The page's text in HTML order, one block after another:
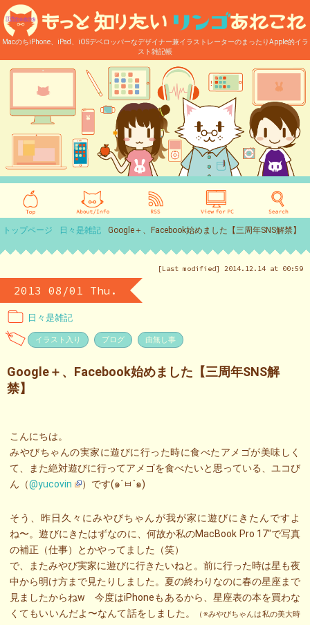
MacのちiPhone、iPad、iOSデベロッパーなデザイナー兼イラストレーターのまったりApple的イラ
スト雑記帳
トップページ 日々是雑記 Google＋、Facebook始めました【三周年SNS解禁】
[Last modified] 2014.12.14 at 00:59
2013 08/01 Thu.
日々是雑記
イラスト入り ブログ 由無し事
Google＋、Facebook始めました【三周年SNS解
禁】
こんにちは。
みやびちゃんの実家に遊びに行った時に食べたアメゴが美味しく
て、また絶対遊びに行ってアメゴを食べたいと思っている、ユコび
ん（@yucovin ）です(๑´ㅂ`๑)
そう、昨日久々にみやびちゃんが我が家に遊びにきたんですよ
ね〜。遊びにきたはずなのに、何故か私のMacBook Pro 17″で写真
の補正（仕事）とかやってました（笑）
で、またみやび実家に遊びに行きたいねと。前に行った時は星も夜
中から明け方まで見たりしました。夏の終わりなのに春の星座まで
見ましたからねw 今度はiPhoneもあるから、星座表の本を買わな
くてもいいんだよ〜なんて話をしました。
（※みやびちゃんは私の美大時